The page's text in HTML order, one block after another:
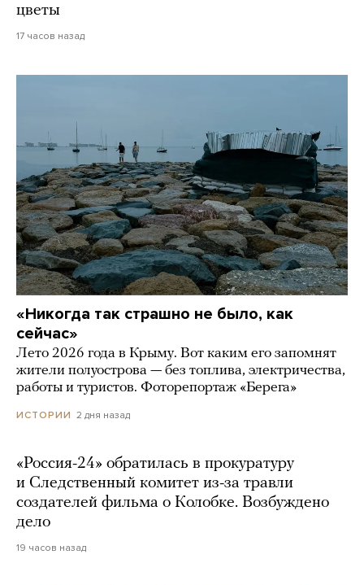
цветы
17 часов назад
«Никогда так страшно не было, как
сейчас»
Лето 2026 года в Крыму. Вот каким его запомнят
жители полуострова — без топлива, электричества,
работы и туристов. Фоторепортаж «Берега»
ИСТОРИИ 2 дня назад
«Россия-24» обратилась в прокуратуру
и Следственный комитет из-за травли
создателей фильма о Колобке. Возбуждено
дело
19 часов назад